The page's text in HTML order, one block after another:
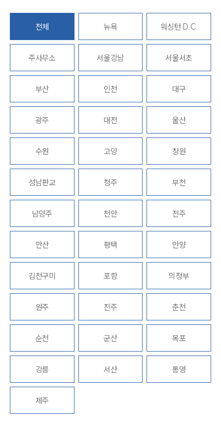
통합검색
AI대륜
업무사례
주요 업무사례
사례분석/최신동향
법률정보
법률지식인
업무분야
스포츠엔터테인먼트그룹 업무
전체
구성원 소개
엔터테인먼트전문변호사
소식/자료
언론보도
공지사항
법률 블로그
법률서식
뉴스레터/브로슈어
세미나
대륜법률상담예약
대륜법률상담예약
전체 뉴욕 워싱턴 D.C.
주사무소 서울강남 서울서초
부산 인천 대구
광주 대전 울산
수원 고양 창원
성남판교 청주 부천
남양주 천안 전주
안산 평택 안양
김천구미 포항 의정부
원주 진주 춘천
순천 군산 목포
강릉 서산 통영
제주